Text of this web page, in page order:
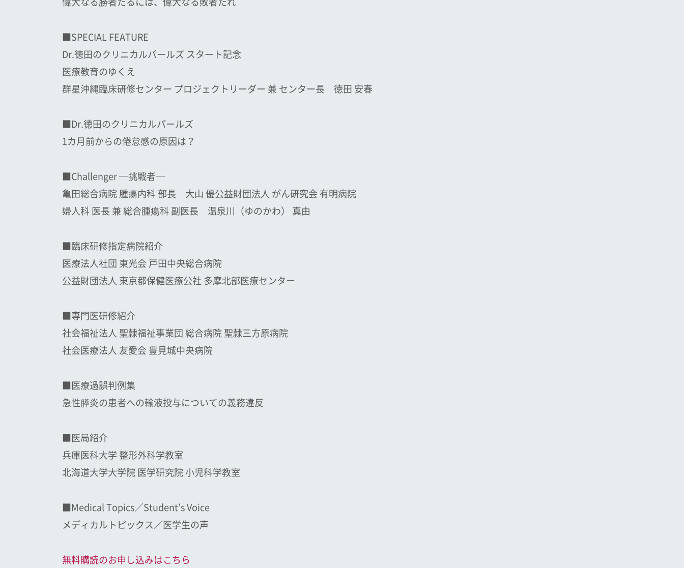
偉大なる勝者たるには、偉大なる敗者たれ
■SPECIAL FEATURE
Dr.徳田のクリニカルパールズ スタート記念
医療教育のゆくえ
群星沖縄臨床研修センター プロジェクトリーダー 兼 センター長 徳田 安春
■Dr.徳田のクリニカルパールズ
1カ月前からの倦怠感の原因は？
■Challenger ─挑戦者─
亀田総合病院 腫瘍内科 部長 大山 優公益財団法人 がん研究会 有明病院
婦人科 医長 兼 総合腫瘍科 副医長 温泉川（ゆのかわ） 真由
■臨床研修指定病院紹介
医療法人社団 東光会 戸田中央総合病院
公益財団法人 東京都保健医療公社 多摩北部医療センター
■専門医研修紹介
社会福祉法人 聖隷福祉事業団 総合病院 聖隷三方原病院
社会医療法人 友愛会 豊見城中央病院
■医療過誤判例集
急性膵炎の患者への輸液投与についての義務違反
■医局紹介
兵庫医科大学 整形外科学教室
北海道大学大学院 医学研究院 小児科学教室
■Medical Topics／Student’s Voice
メディカルトピックス／医学生の声
無料購読のお申し込みはこちら